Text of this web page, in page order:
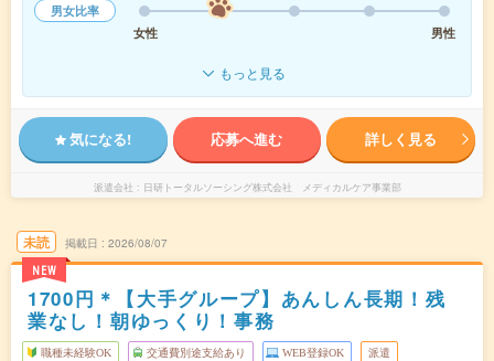
男女比率
女性
男性
もっと見る
気になる! 応募へ進む 詳しく見る
派遣会社 日研トータルソーシング株式会社 メディカルケア事業部
未読
NEW
掲載日 2026/08/07
1700円＊【大手グループ】あんしん長期！残
業なし！朝ゆっくり！事務
職種未経験OK 交通費別途支給あり WEB登録OK 派遣